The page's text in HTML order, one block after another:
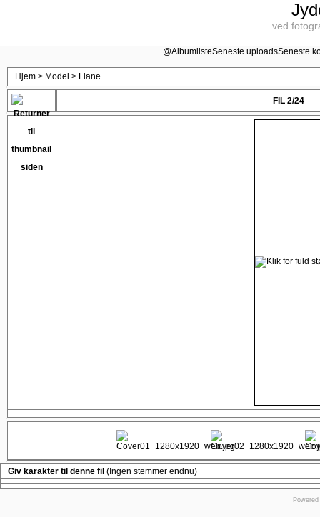
ved
@AlbumlisteSeneste uploadsSeneste
Hjem > Model > Liane
FIL 2/24
Giv karakter til denne fil (Ingen stemmer endnu)